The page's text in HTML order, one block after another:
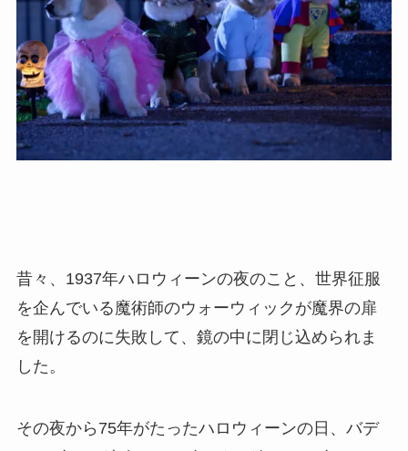
昔々、1937年ハロウィーンの夜のこと、世界征服
を企んでいる魔術師のウォーウィックが魔界の扉
を開けるのに失敗して、鏡の中に閉じ込められま
した。
その夜から75年がたったハロウィーンの日、バデ